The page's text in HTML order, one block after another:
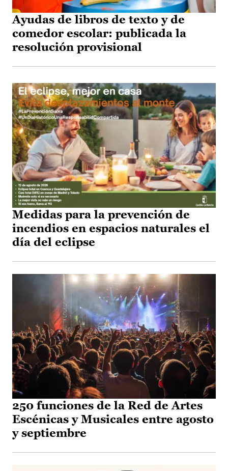
Ayudas de libros de texto y de
comedor escolar: publicada la
resolución provisional
Medidas para la prevención de
incendios en espacios naturales el
día del eclipse
250 funciones de la Red de Artes
Escénicas y Musicales entre agosto
y septiembre